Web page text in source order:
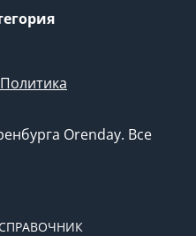
Политика
Orenday. Все
СПРАВОЧНИК